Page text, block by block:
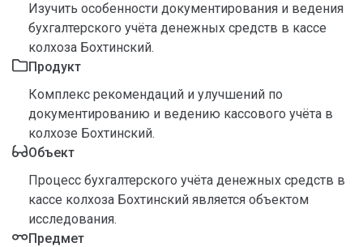
Изучить особенности документирования и ведения
бухгалтерского учёта денежных средств в кассе
колхоза Бохтинский.
Продукт
Комплекс рекомендаций и улучшений по
документированию и ведению кассового учёта в
колхозе Бохтинский.
Объект
Процесс бухгалтерского учёта денежных средств в
кассе колхоза Бохтинский является объектом
исследования.
Предмет